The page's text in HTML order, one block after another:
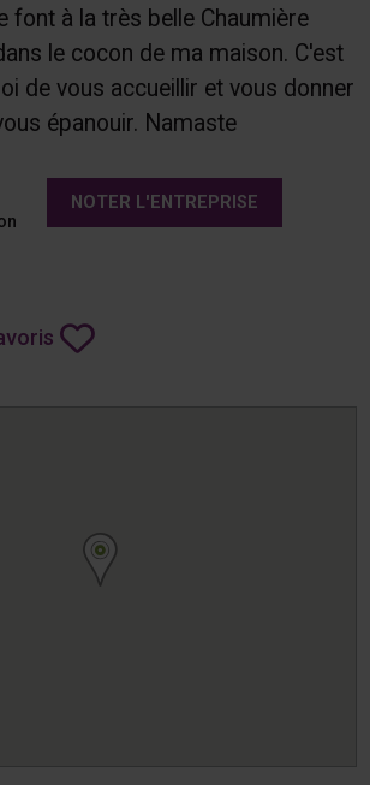
font à la très belle Chaumière
le cocon de ma maison. C'est
de vous accueillir et vous donner
épanouir. Namaste
NOTER L'ENTREPRISE